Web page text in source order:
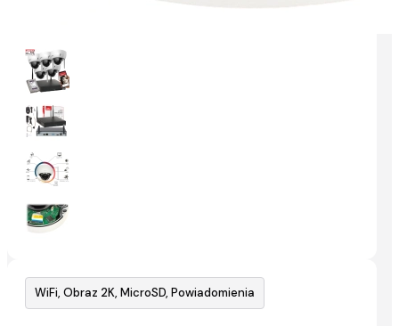
WiFi, Obraz 2K, MicroSD, Powiadomienia